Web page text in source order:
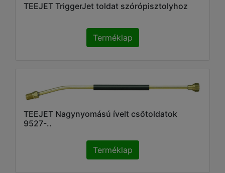
TEEJET TriggerJet toldat szórópisztolyhoz
Terméklap
TEEJET Nagynyomású ívelt csőtoldatok
9527-..
Terméklap